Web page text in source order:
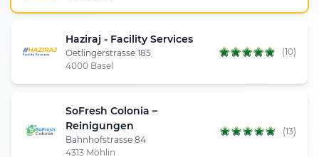
Haziraj - Facility Services
Oetlingerstrasse 185
4000 Basel
(10)
SoFresh Colonia –
Reinigungen
Bahnhofstrasse 84
4313 Möhlin
(13)